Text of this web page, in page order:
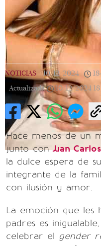
NOTICIAS 10/12/2024
Actualizada
10/12/2024
Hace menos de un
junto conJuan
la dulce espera de
integrante de la
con ilusión y amor.
La emoción que les
padres es
celebrar el gender